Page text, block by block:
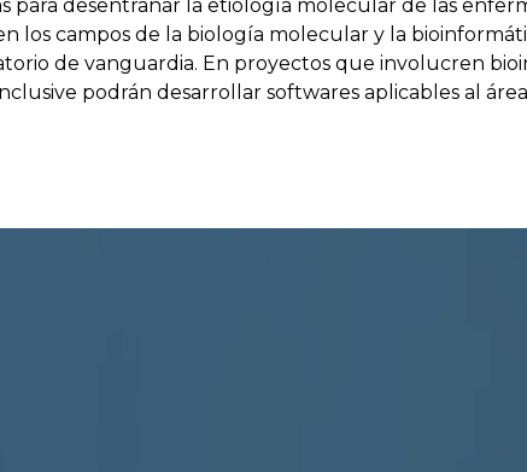
para desentrañar la etiología molecular de las
los campos de la biología molecular y la
de vanguardia. En proyectos que involucren
podrán desarrollar softwares aplicables al